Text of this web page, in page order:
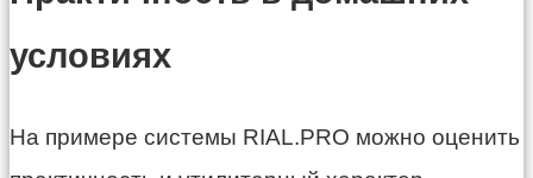
условиях
На примере системы RIAL.PRO можно оценить